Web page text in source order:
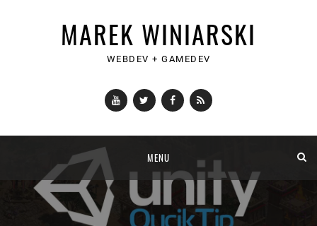
MAREK WINIARSKI
WEBDEV + GAMEDEV
YouTubeTwitterFacebook
RSS
content
MENU